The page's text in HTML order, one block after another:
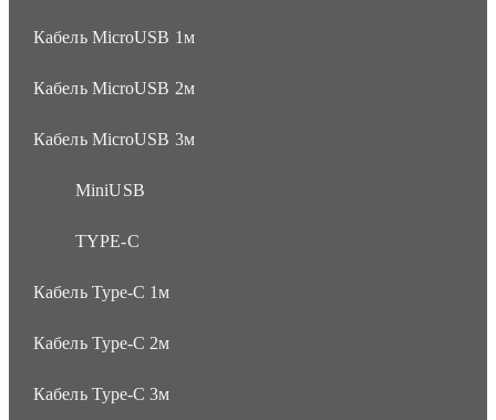
Кабель MicroUSB 1м
Кабель MicroUSB 2м
Кабель MicroUSB 3м
MiniUSB
TYPE-C
Кабель Type-C 1м
Кабель Type-C 2м
Кабель Type-C 3м